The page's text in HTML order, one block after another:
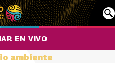
EN VIVO
ambiente